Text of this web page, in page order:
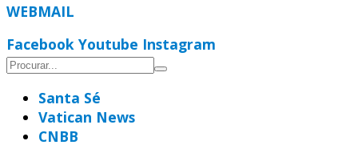
WEBMAIL
Facebook Youtube Instagram
Santa Sé
Vatican News
CNBB